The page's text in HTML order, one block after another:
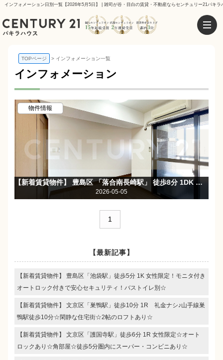
インフォメーション日別一覧【2026年5月5日】 | 雑司が谷・目白の賃貸・不動産ならセンチュリー21パキラ
TOPページ インフォメーション一覧
インフォメーション
物件情報
【新着賃貸物件】 豊島区 「落合南長崎駅」 徒歩8分 1DK 最上階・2面採光・角部屋☆エレベーターあり♪
2026-05-05
1
【最新記事】
【新着賃貸物件】 豊島区「池袋駅」徒歩5分 1K 女性限定！モニタ付き
オートロック付きで安心セキュリティ！バストイレ別☆
【新着賃貸物件】 文京区「巣鴨駅」徒歩10分 1R 礼金ナシ♪山手線巣
鴨駅徒歩10分☆閑静な住宅街☆2帖のロフトあり☆
【新着賃貸物件】 文京区「護国寺駅」徒歩6分 1R 女性限定☆オート
ロックあり☆角部屋☆徒歩5分圏内にスーパー・コンビニあり☆